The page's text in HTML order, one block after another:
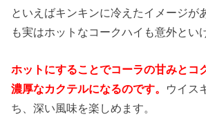
といえばキンキンに冷えたイメージが
も実はホットなコークハイも意外とい
ホットにすることでコーラの甘みとコ
濃厚なカクテルになるのです。 ウイス
ち、深い風味を楽しめます。